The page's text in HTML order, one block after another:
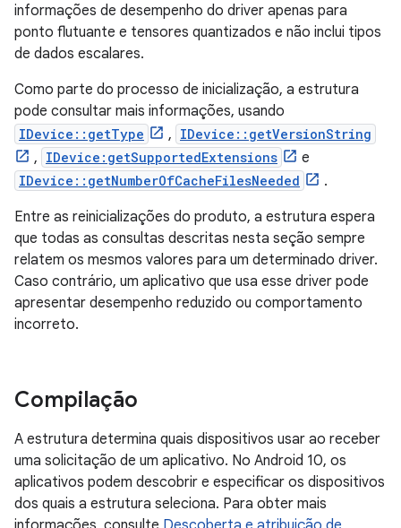
informações de desempenho do driver apenas para
ponto flutuante e tensores quantizados e não inclui tipos
de dados escalares.
Como parte do processo de inicialização, a estrutura
pode consultar mais informações, usando
IDevice::getType , IDevice::getVersionString
, IDevice:getSupportedExtensions e
IDevice::getNumberOfCacheFilesNeeded
.
Entre as reinicializações do produto, a estrutura espera
que todas as consultas descritas nesta seção sempre
relatem os mesmos valores para um determinado driver.
Caso contrário, um aplicativo que usa esse driver pode
apresentar desempenho reduzido ou comportamento
incorreto.
Compilação
A estrutura determina quais dispositivos usar ao receber
uma solicitação de um aplicativo. No Android 10, os
aplicativos podem descobrir e especificar os dispositivos
dos quais a estrutura seleciona. Para obter mais